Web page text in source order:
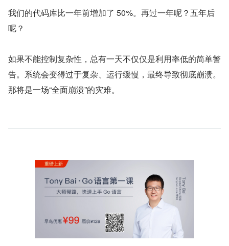
我们的代码库比一年前增加了 50%。再过一年呢？五年后
呢？
如果不能控制复杂性，总有一天不仅仅是利用率低的简单警
告。系统会变得过于复杂、运行缓慢，最终导致彻底崩溃。
那将是一场“全面崩溃”的灾难。